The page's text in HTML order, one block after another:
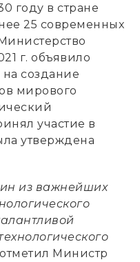
году в стране
25 современных
г. объявило
создание
мирового
участие в
утверждена
из важнейших
отметил Министр